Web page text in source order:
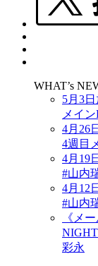
WHAT’s
5月3
メイ
4月26
4週目
4月19
#山内
4月12
#山内
《メ
彩永